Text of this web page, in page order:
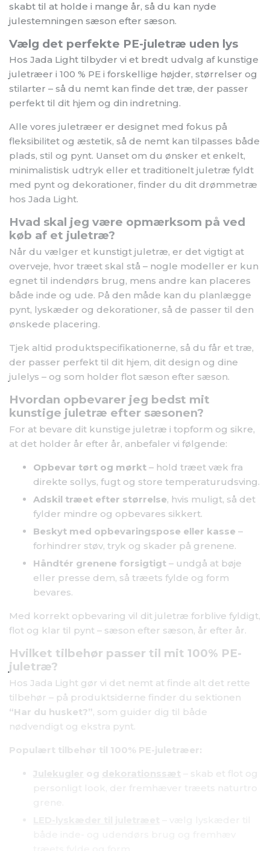
skabt til at holde i mange år, så du kan nyde
julestemningen sæson efter sæson.
Vælg det perfekte PE-juletræ uden lys
Hos Jada Light tilbyder vi et bredt udvalg af kunstige
juletræer i 100 % PE i forskellige højder, størrelser og
stilarter – så du nemt kan finde det træ, der passer
perfekt til dit hjem og din indretning.
Alle vores juletræer er designet med fokus på
fleksibilitet og æstetik, så de nemt kan tilpasses både
plads, stil og pynt. Uanset om du ønsker et enkelt,
minimalistisk udtryk eller et traditionelt juletræ fyldt
med pynt og dekorationer, finder du dit drømmetræ
hos Jada Light.
Hvad skal jeg være opmærksom på ved
køb af et juletræ?
Når du vælger et kunstigt juletræ, er det vigtigt at
overveje, hvor træet skal stå – nogle modeller er kun
egnet til indendørs brug, mens andre kan placeres
både inde og ude. På den måde kan du planlægge
pynt, lyskæder og dekorationer, så de passer til den
ønskede placering.
Tjek altid produktspecifikationerne, så du får et træ,
der passer perfekt til dit hjem, dit design og dine
julelys – og som holder flot sæson efter sæson.
Hvordan opbevarer jeg bedst mit
kunstige juletræ efter sæsonen?
For at bevare dit kunstige juletræ i topform og sikre,
at det holder år efter år, anbefaler vi følgende:
Opbevar tørt og mørkt – hold træet væk fra
direkte sollys, fugt og store temperaturudsving.
Adskil træet efter størrelse, hvis muligt, så det
fylder mindre og opbevares sikkert.
Beskyt med opbevaringspose eller kasse –
forhindrer støv, tryk og skader på grenene.
Håndtér grenene forsigtigt – undgå at bøje
eller presse dem, så træets fylde og form
bevares.
Med korrekt opbevaring vil dit juletræ forblive fyldigt,
flot og klar til pynt – sæson efter sæson, år efter år.
Hvilket tilbehør passer til mit 100% PE-
juletræ?
Hos Jada Light gør vi det nemt at finde alt det rette
tilbehør – på produktsiderne finder du sektionen
“Har du husket?”, som guider dig til både
nødvendigt og ekstra pynt.
Populært tilbehør til 100% PE-juletræer:
Julekugler og dekorationssæt – skab et flot og